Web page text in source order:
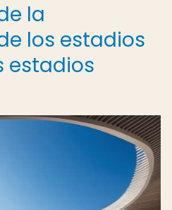
la
los estadios
estadios